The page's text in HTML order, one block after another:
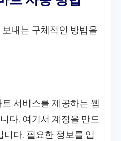
내는 구체적인 방법을
서비스를 제공하는 웹
다. 여기서 계정을 만드
다. 필요한 정보를 입